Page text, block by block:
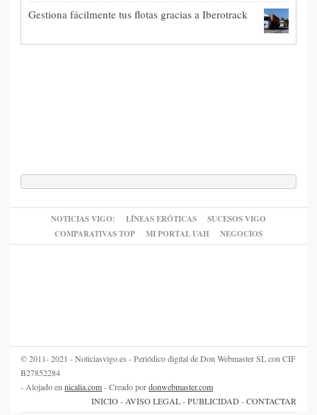
Gestiona fácilmente tus flotas gracias a Iberotrack
NOTICIAS VIGO: LÍNEAS ERÓTICAS
SUCESOS VIGO
COMPARATIVAS TOP
MI PORTAL UAH NEGOCIOS
© 2011- 2021 - Noticiasvigo.es - Periódico digital de Don Webmaster SL con CIF
B27852284
- Alojado en nicalia.com- Creado pordonwebmaster.com
INICIO- AVISO LEGAL-PUBLICIDAD -CONTACTAR